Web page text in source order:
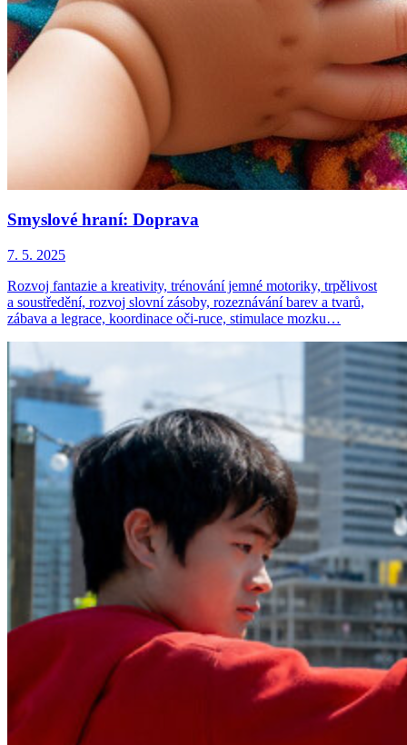
Smyslové hraní: Doprava
7. 5. 2025
Rozvoj fantazie a kreativity, trénování jemné motoriky, trpělivost
a soustředění, rozvoj slovní zásoby, rozeznávání barev a tvarů,
zábava a legrace, koordinace oči-ruce, stimulace mozku…